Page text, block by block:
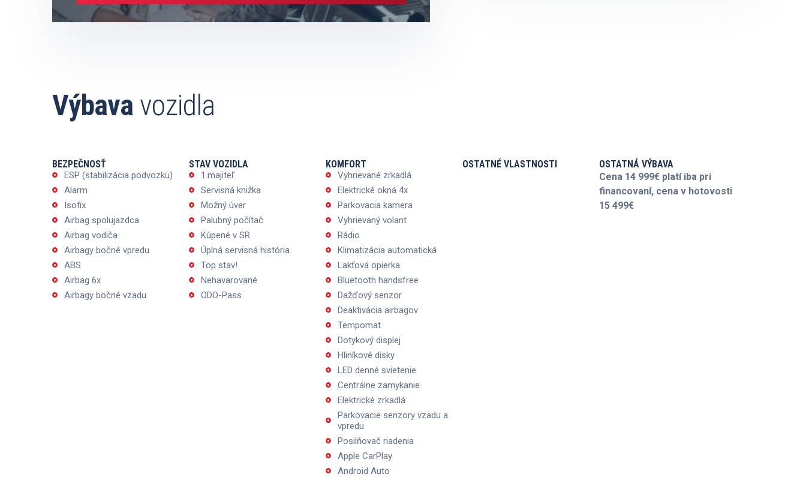
Výbava vozidla
BEZPEČNOSŤ
ESP (stabilizácia podvozku)
Alarm
Isofix
Airbag spolujazdca
Airbag vodiča
Airbagy bočné vpredu
ABS
Airbag 6x
Airbagy bočné vzadu
STAV VOZIDLA
1.majiteľ
Servisná knižka
Možný úver
Palubný počítač
Kúpené v SR
Úplná servisná história
Top stav!
Nehavarované
ODO-Pass
KOMFORT
Vyhrievané zrkadlá
Elektrické okná 4x
Parkovacia kamera
Vyhrievaný volant
Rádio
Klimatizácia automatická
Lakťová opierka
Bluetooth handsfree
Dažďový senzor
Deaktivácia airbagov
Tempomat
Dotykový displej
Hliníkové disky
LED denné svietenie
Centrálne zamykanie
Elektrické zrkadlá
Parkovacie senzory vzadu a
vpredu
Posilňovač riadenia
Apple CarPlay
Android Auto
OSTATNÉ VLASTNOSTI
OSTATNÁ VÝBAVA
Cena 14 999€ platí iba pri
financovaní, cena v hotovosti
15 499€